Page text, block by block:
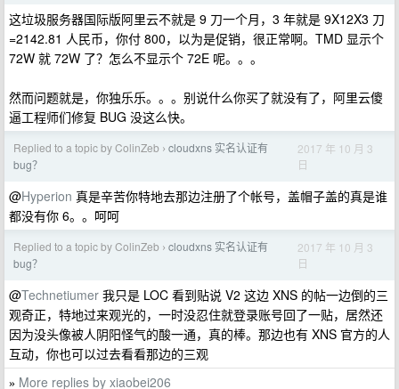
这垃圾服务器国际版阿里云不就是 9 刀一个月，3 年就是 9X12X3 刀
=2142.81 人民币，你付 800，以为是促销，很正常啊。TMD 显示个
72W 就 72W 了？怎么不显示个 72E 呢。。。
然而问题就是，你独乐乐。。。别说什么你买了就没有了，阿里云傻
逼工程师们修复 BUG 没这么快。
Replied to a topic by ColinZeb › cloudxns 实名认证有
bug？
2017 年 10 月 3
日
@Hyperion 真是辛苦你特地去那边注册了个帐号，盖帽子盖的真是谁
都没有你 6。。呵呵
Replied to a topic by ColinZeb › cloudxns 实名认证有
bug？
2017 年 10 月 3
日
@Technetiumer 我只是 LOC 看到贴说 V2 这边 XNS 的帖一边倒的三
观奇正，特地过来观光的，一时没忍住就登录账号回了一贴，居然还
因为没头像被人阴阳怪气的酸一通，真的棒。那边也有 XNS 官方的人
互动，你也可以过去看看那边的三观
» More replies by xiaobei206